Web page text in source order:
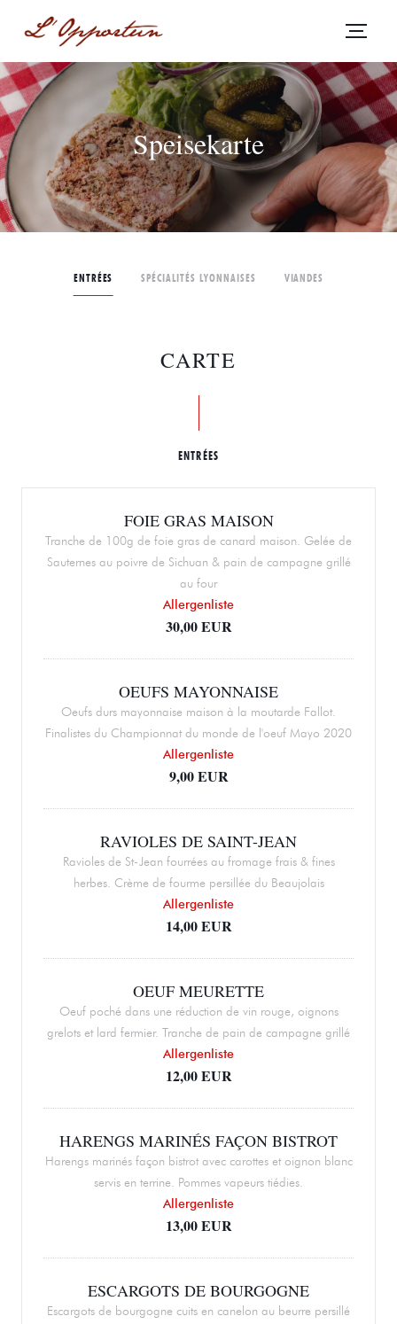
Speisekarte
ENTRÉES SPÉCIALITÉS LYONNAISES VIANDES
CARTE
ENTRÉES
FOIE GRAS MAISON
Tranche de 100g de foie gras de canard maison. Gelée de
Sauternes au poivre de Sichuan & pain de campagne grillé
au four
Allergenliste
30,00 EUR
OEUFS MAYONNAISE
Oeufs durs mayonnaise maison à la moutarde Fallot.
Finalistes du Championnat du monde de l'oeuf Mayo 2020
Allergenliste
9,00 EUR
RAVIOLES DE SAINT-JEAN
Ravioles de St-Jean fourrées au fromage frais & fines
herbes. Crème de fourme persillée du Beaujolais
Allergenliste
14,00 EUR
OEUF MEURETTE
Oeuf poché dans une réduction de vin rouge, oignons
grelots et lard fermier. Tranche de pain de campagne grillé
Allergenliste
12,00 EUR
HARENGS MARINÉS FAÇON BISTROT
Harengs marinés façon bistrot avec carottes et oignon blanc
servis en terrine. Pommes vapeurs tiédies.
Allergenliste
13,00 EUR
ESCARGOTS DE BOURGOGNE
Escargots de bourgogne cuits en canelon au beurre persillé